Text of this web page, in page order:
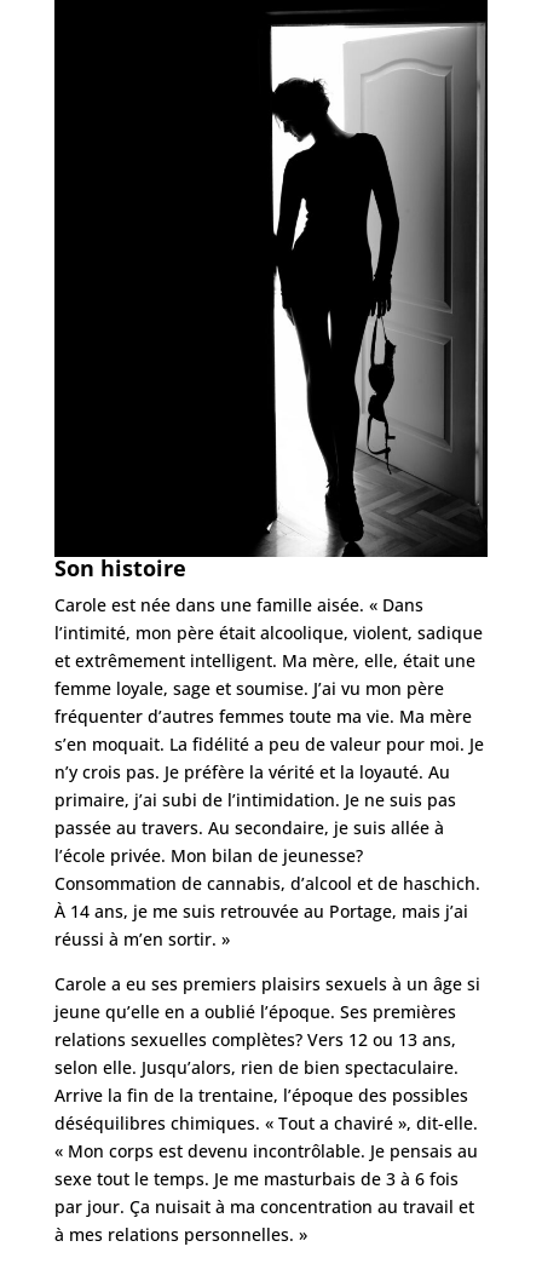
Son histoire
Carole est née dans une famille aisée. « Dans
l’intimité, mon père était alcoolique, violent, sadique
et extrêmement intelligent. Ma mère, elle, était une
femme loyale, sage et soumise. J’ai vu mon père
fréquenter d’autres femmes toute ma vie. Ma mère
s’en moquait. La fidélité a peu de valeur pour moi. Je
n’y crois pas. Je préfère la vérité et la loyauté. Au
primaire, j’ai subi de l’intimidation. Je ne suis pas
passée au travers. Au secondaire, je suis allée à
l’école privée. Mon bilan de jeunesse?
Consommation de cannabis, d’alcool et de haschich.
À 14 ans, je me suis retrouvée au Portage, mais j’ai
réussi à m’en sortir. »
Carole a eu ses premiers plaisirs sexuels à un âge si
jeune qu’elle en a oublié l’époque. Ses premières
relations sexuelles complètes? Vers 12 ou 13 ans,
selon elle. Jusqu’alors, rien de bien spectaculaire.
Arrive la fin de la trentaine, l’époque des possibles
déséquilibres chimiques. « Tout a chaviré », dit-elle.
« Mon corps est devenu incontrôlable. Je pensais au
sexe tout le temps. Je me masturbais de 3 à 6 fois
par jour. Ça nuisait à ma concentration au travail et
à mes relations personnelles. »